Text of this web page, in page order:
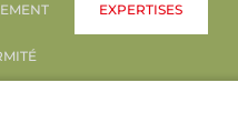
EXPERTISES